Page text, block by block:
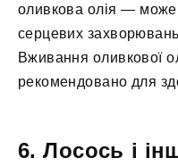
оливкова олія —
серцевих
Вживання оливкової
рекомендовано для
6. Лосось і